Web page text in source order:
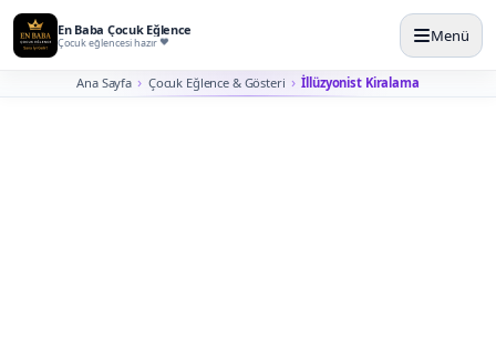
En Baba Çocuk Eğlence
Çocuk eğlencesi hazır Menü
Ana Sayfa Çocuk Eğlence & Gösteri İllüzyonist Kiralama